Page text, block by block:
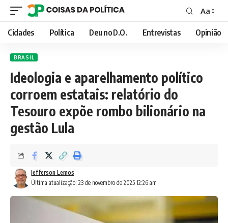
Font
Resizer
Aa
Cidades Política Deu no D.O. Entrevistas Opinião
BRASIL
Ideologia e aparelhamento político
corroem estatais: relatório do
Tesouro expõe rombo bilionário na
gestão Lula
Última atualização: 23 de novembro de 2025 12:26 am
Jefferson Lemos